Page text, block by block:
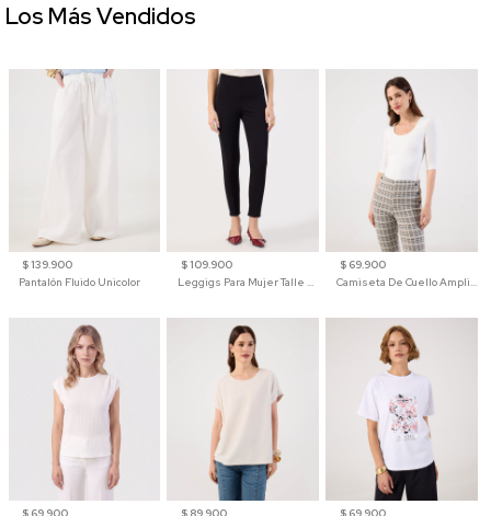
$ 139.900
Pantalón Fluido Unicolor
$ 109.900
Leggigs Para Mujer Talle Alto Liso
$ 69.900
Camiseta De Cuello Amplio Y Manga 3/4 Para Mujer
$ 69.900
$ 89.900
$ 69.900
Los Más Vendidos